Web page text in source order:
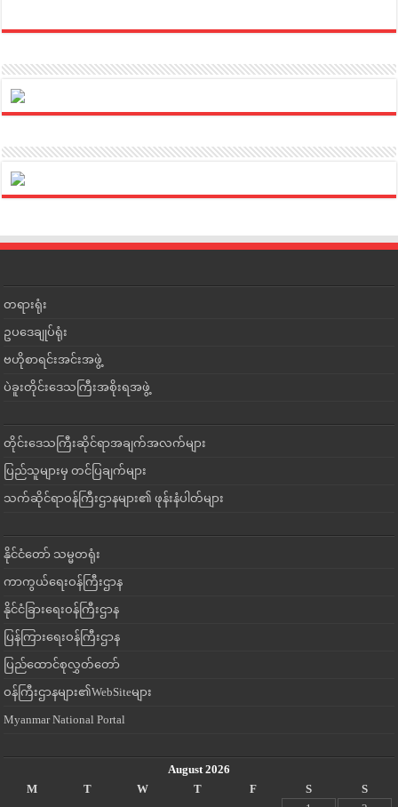
တရားရုံး
ဥပဒေချုပ်ရုံး
ဗဟိုစာရင်းအင်းအဖွဲ့
ပဲခူးတိုင်းဒေသကြီးအစိုးရအဖွဲ့
တိုင်းဒေသကြီးဆိုင်ရာအချက်အလက်များ
ပြည်သူများမှ တင်ပြချက်များ
သက်ဆိုင်ရာဝန်ကြီးဌာနများ၏ ဖုန်းနံပါတ်များ
နိုင်ငံတော် သမ္မတရုံး
ကာကွယ်ရေးဝန်ကြီးဌာန
နိုင်ငံခြားရေးဝန်ကြီးဌာန
ပြန်ကြားရေးဝန်ကြီးဌာန
ပြည်ထောင်စုလွှတ်တော်
ဝန်ကြီးဌာနများ၏WebSiteများ
Myanmar National Portal
August 2026
M
T W T F S
S